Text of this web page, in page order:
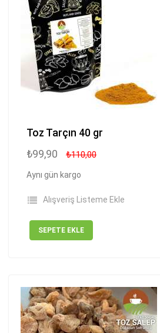
Toz Tarçın 40 gr
₺99,90 ₺110,00
Aynı gün kargo
Alışveriş Listeme Ekle
SEPETE EKLE